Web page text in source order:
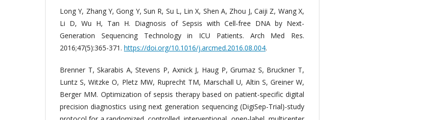
Long Y, Zhang Y, Gong Y, Sun R, Su L, Lin X, Shen A, Zhou J, Caiji Z, Wang X,
Li D, Wu H, Tan H. Diagnosis of Sepsis with Cell-free DNA by Next-
Generation Sequencing Technology in ICU Patients. Arch Med Res.
2016;47(5):365-371. https://doi.org/10.1016/j.arcmed.2016.08.004.
Brenner T, Skarabis A, Stevens P, Axnick J, Haug P, Grumaz S, Bruckner T,
Luntz S, Witzke O, Pletz MW, Ruprecht TM, Marschall U, Altin S, Greiner W,
Berger MM. Optimization of sepsis therapy based on patient-specific digital
precision diagnostics using next generation sequencing (DigiSep-Trial)-study